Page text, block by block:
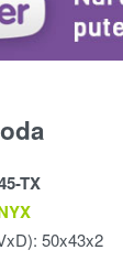
TX
50x43x2